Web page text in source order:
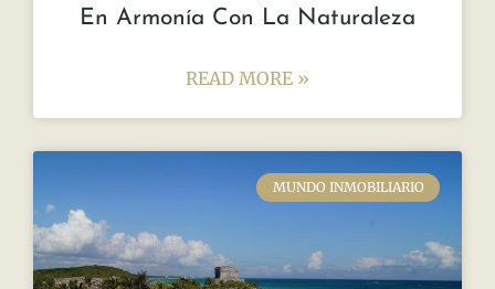
En Armonía Con La Naturaleza
READ MORE »
MUNDO INMOBILIARIO